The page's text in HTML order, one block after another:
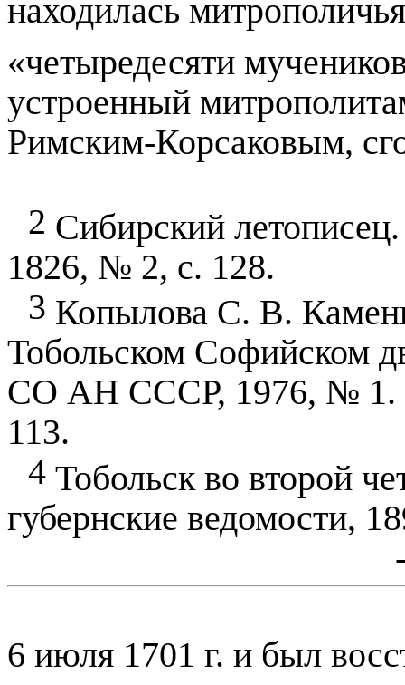
находилась
«четыредесяти
устроенный
Римским-Корсаковым,
2 Сибирский
1826, № 2, с. 128.
3 Копылова С. В.
Тобольском Софийском
СО АН СССР, 1976, № 1.
113.
4Тобольск во второй
губернские ведомости,
6 июля 1701 г. и был